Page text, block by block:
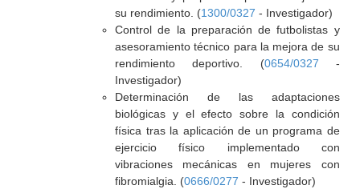
su rendimiento. (1300/0327 - Investigador)
Control de la preparación de futbolistas y
asesoramiento técnico para la mejora de su
rendimiento deportivo. (0654/0327 -
Investigador)
Determinación de las adaptaciones
biológicas y el efecto sobre la condición
física tras la aplicación de un programa de
ejercicio físico implementado con
vibraciones mecánicas en mujeres con
fibromialgia. (0666/0277 - Investigador)